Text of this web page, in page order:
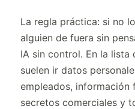
La regla práctica: si no
alguien de fuera sin
IA sin control. En la lista
suelen ir datos
empleados, información
secretos comerciales y